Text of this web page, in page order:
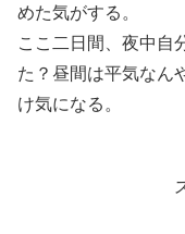
めた気がする。
ここ二日間、夜中自
た？昼間は平気なん
け気になる。